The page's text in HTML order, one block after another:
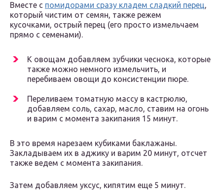
Вместе с помидорами сразу кладем сладкий перец,
который чистим от семян, также режем
кусочками, острый перец (его просто измельчаем
прямо с семенами).
К овощам добавляем зубчики чеснока, которые
также можно немного измельчить, и
перебиваем овощи до консистенции пюре.
Переливаем томатную массу в кастрюлю,
добавляем соль, сахар, масло, ставим на огонь
и варим с момента закипания 15 минут.
В это время нарезаем кубиками баклажаны.
Закладываем их в аджику и варим 20 минут, отсчет
также ведем с момента закипания.
Затем добавляем уксус, кипятим еще 5 минут.